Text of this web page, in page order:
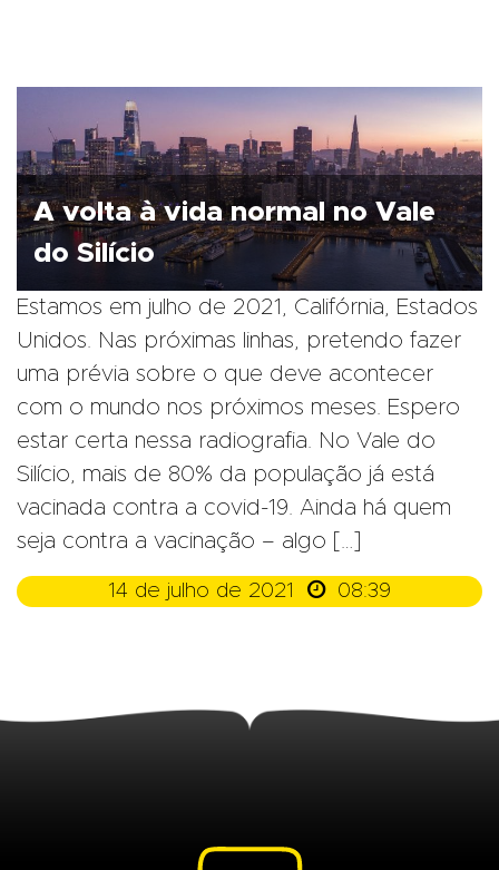
A volta à vida normal no Vale
do Silício
Estamos em julho de 2021, Califórnia, Estados
Unidos. Nas próximas linhas, pretendo fazer
uma prévia sobre o que deve acontecer
com o mundo nos próximos meses. Espero
estar certa nessa radiografia. No Vale do
Silício, mais de 80% da população já está
vacinada contra a covid-19. Ainda há quem
seja contra a vacinação – algo […]
14 de julho de 2021  08:39